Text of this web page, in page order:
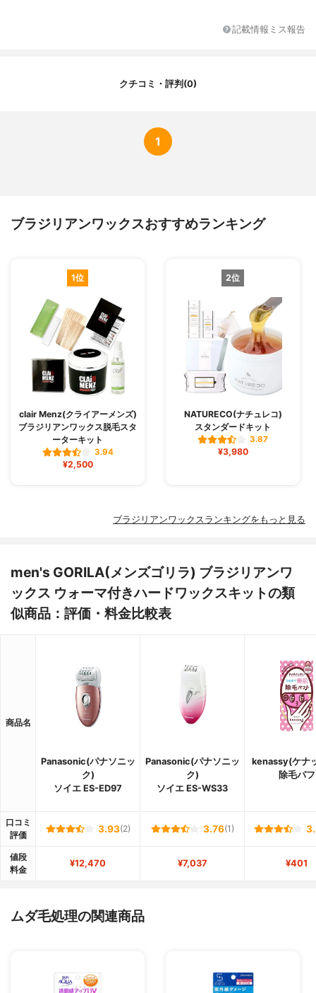
記載情報ミス報告
クチコミ・評判(0)
1
ブラジリアンワックスおすすめランキング
1位
clair Menz(クライアーメンズ)
ブラジリアンワックス脱毛スタ
ーターキット
3.94
¥2,500
2位
NATURECO(ナチュレコ)
スタンダードキット
3.87
¥3,980
ブラジリアンワックスランキングをもっと見る
men's GORILA(メンズゴリラ) ブラジリアンワ
ックス ウォーマ付きハードワックスキットの類
似商品：評価・料金比較表
商品名
Panasonic(パナソニッ
ク)
ソイエ ES-ED97
Panasonic(パナソニッ
ク)
ソイエ ES-WS33
kenassy(ケナ
除毛パフ
口コミ
評価
3.93(2) 3.76(1)
値段
料金
¥12,470 ¥7,037 ¥401
ムダ毛処理の関連商品